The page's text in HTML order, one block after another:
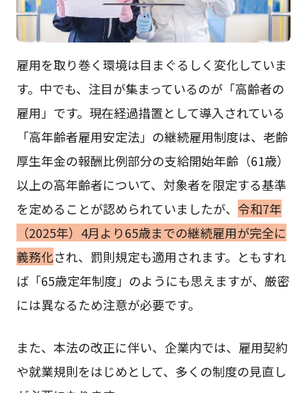
雇用を取り巻く環境は目まぐるしく変化していま
す。中でも、注目が集まっているのが「高齢者の
雇用」です。現在経過措置として導入されている
「高年齢者雇用安定法」の継続雇用制度は、老齢
厚生年金の報酬比例部分の支給開始年齢（61歳）
以上の高年齢者について、対象者を限定する基準
を定めることが認められていましたが、 令和7年
（2025年）4月より65歳までの継続雇用が完全に
義務化され、罰則規定も適用されます。ともすれ
ば「65歳定年制度」のようにも思えますが、厳密
には異なるため注意が必要です。
また、本法の改正に伴い、企業内では、雇用契約
や就業規則をはじめとして、多くの制度の見直し